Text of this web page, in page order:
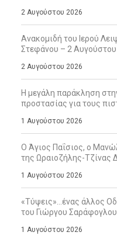
2 Αυγούστου 2026
Ανακομιδή του Ιερού
Στεφάνου – 2 Αυγούστου
2 Αυγούστου 2026
Η μεγάλη παράκληση
προστασίας για τους
1 Αυγούστου 2026
Ο Άγιος Παΐσιος, ο
της Ωραιοζήλης-Τζίνας
1 Αυγούστου 2026
«Τύψεις»…ένας άλλος
του Γιώργου
1 Αυγούστου 2026